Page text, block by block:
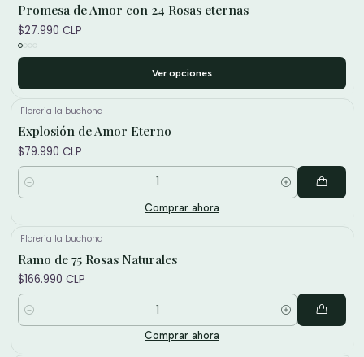
Promesa de Amor con 24 Rosas eternas
$27.990 CLP
Ver opciones
|Floreria la buchona
Explosión de Amor Eterno
$79.990 CLP
Cantidad
Comprar ahora
|Floreria la buchona
Ramo de 75 Rosas Naturales
$166.990 CLP
Cantidad
Comprar ahora